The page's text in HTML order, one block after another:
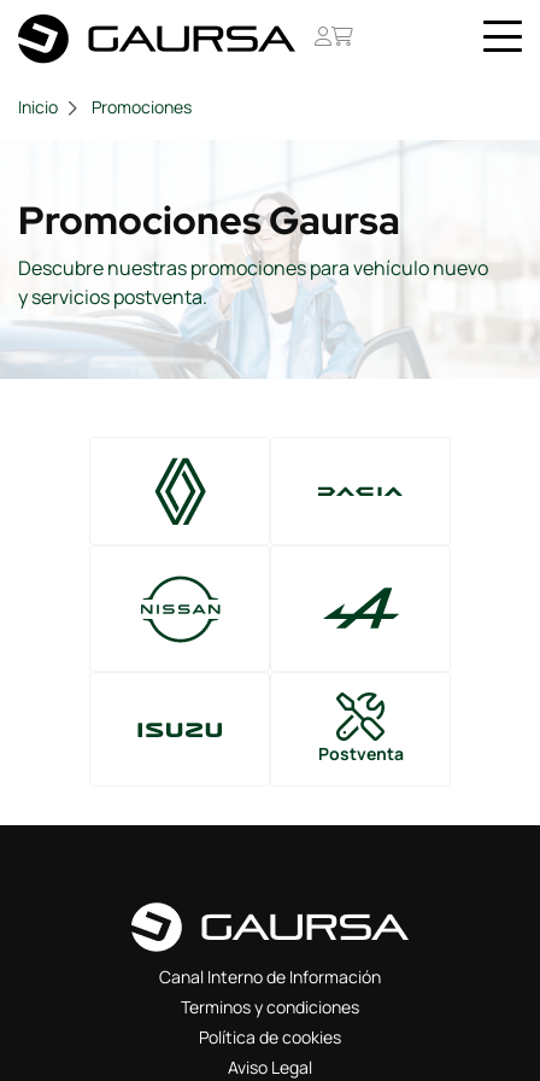
Inicio Promociones
Promociones Gaursa
Descubre nuestras promociones para vehículo nuevo
y servicios postventa.
Canal Interno de Información
Terminos y condiciones
Política de cookies
Aviso Legal